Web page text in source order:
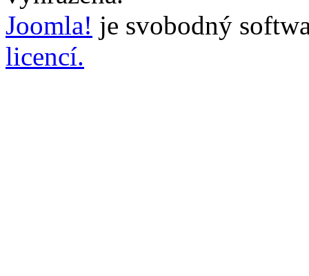
Joomla! je svobodný
licencí.